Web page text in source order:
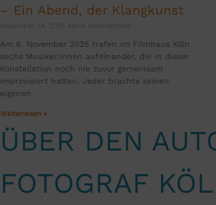
– Ein Abend, der Klangkunst
Am 8. November 2025 trafen im Filmhaus Köln
sechs Musiker:innen aufeinander, die in dieser
Konstellation noch nie zuvor gemeinsam
improvisiert hatten. Jeder brachte seinen
eigenen
Weiterlesen »
ÜBER DEN
FOTOGRAF